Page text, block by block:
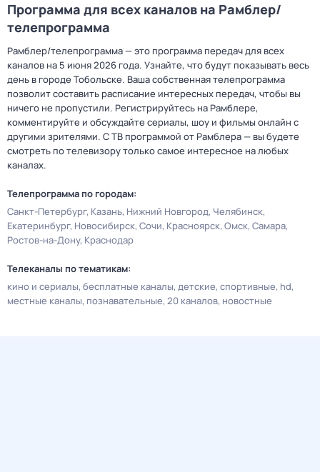
Программа для всех каналов на Рамблер/
телепрограмма
Рамблер/телепрограмма — это программа передач для всех
каналов на 5 июня 2026 года. Узнайте, что будут показывать весь
день в городе Тобольске. Ваша собственная телепрограмма
позволит составить расписание интересных передач, чтобы вы
ничего не пропустили. Регистрируйтесь на Рамблере,
комментируйте и обсуждайте сериалы, шоу и фильмы онлайн с
другими зрителями. С ТВ программой от Рамблера — вы будете
смотреть по телевизору только самое интересное на любых
каналах.
Телепрограмма по городам:
Санкт-Петербург Казань Нижний Новгород Челябинск
Екатеринбург Новосибирск Сочи Красноярск Омск Самара
Ростов-на-Дону Краснодар
Телеканалы по тематикам:
кино и сериалы бесплатные каналы детские спортивные hd
местные каналы познавательные 20 каналов новостные